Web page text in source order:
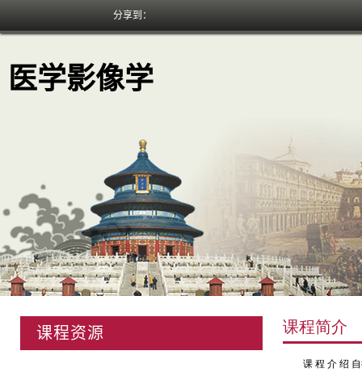
分享到：
医学影像学
课程资源